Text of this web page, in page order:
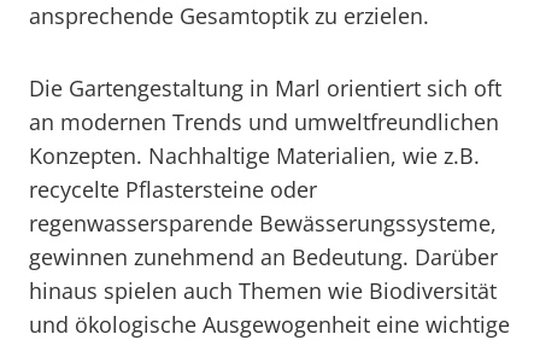
ansprechende Gesamtoptik zu erzielen.
Die Gartengestaltung in Marl orientiert sich oft
an modernen Trends und umweltfreundlichen
Konzepten. Nachhaltige Materialien, wie z.B.
recycelte Pflastersteine oder
regenwassersparende Bewässerungssysteme,
gewinnen zunehmend an Bedeutung. Darüber
hinaus spielen auch Themen wie Biodiversität
und ökologische Ausgewogenheit eine wichtige